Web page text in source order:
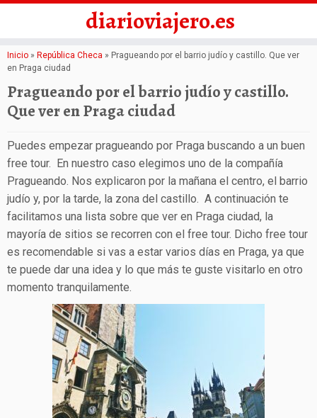
Saltar
al
contenido
diarioviajero.es
Inicio » República Checa » Pragueando por el barrio judío y castillo. Que ver
en Praga ciudad
Pragueando por el barrio judío y castillo.
Que ver en Praga ciudad
Puedes empezar pragueando por Praga buscando a un buen
free tour. En nuestro caso elegimos uno de la compañía
Pragueando. Nos explicaron por la mañana el centro, el barrio
judío y, por la tarde, la zona del castillo. A continuación te
facilitamos una lista sobre que ver en Praga ciudad, la
mayoría de sitios se recorren con el free tour. Dicho free tour
es recomendable si vas a estar varios días en Praga, ya que
te puede dar una idea y lo que más te guste visitarlo en otro
momento tranquilamente.